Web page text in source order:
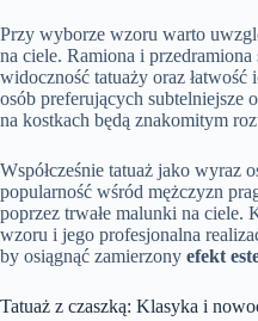
Przy wyborze wzoru warto
na ciele. Ramiona i
widoczność tatuaży oraz
osób preferujących subtelniejsze
na kostkach będą znakomitym
Współcześnie tatuaż jako wyraz
popularność wśród mężczyzn
poprzez trwałe malunki na
wzoru i jego profesjonalna
by osiągnąć zamierzony efekt
Tatuaż z czaszką: Klasyka i